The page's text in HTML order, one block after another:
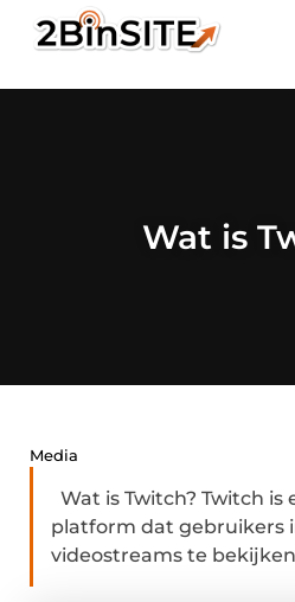
Wat is
Media
Wat is Twitch? Twitch
platform dat gebruikers
videostreams te bekijken